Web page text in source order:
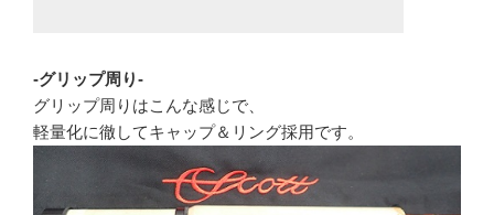
-グリップ周り-
グリップ周りはこんな感じで、
軽量化に徹してキャップ＆リング採用です。